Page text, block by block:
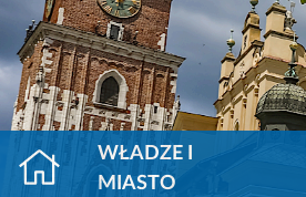
WŁADZE I
MIASTO